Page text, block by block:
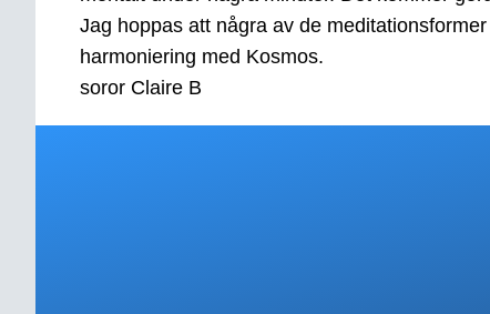
Jag hoppas att några av de
harmoniering med Kosmos.
soror Claire B